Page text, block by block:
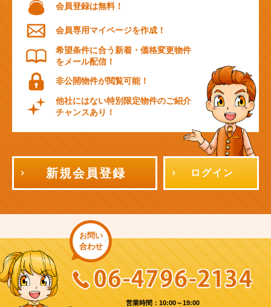
会員登録は無料！
会員専用マイページを作成！
希望条件に合う新着・価格変更物件
をメール配信！
非公開物件が閲覧可能！
他社にはない特別限定物件のご紹介
チャンスあり！
新規会員登録 ログイン
お問い
合わせ
営業時間：10:00～19:00